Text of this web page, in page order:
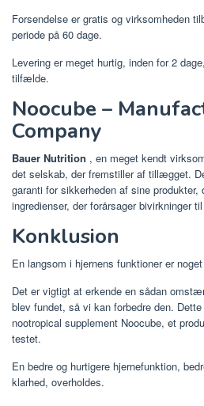
Forsendelse er gratis og virksomheden
periode på 60 dage.
Levering er meget hurtig, inden for 2
tilfælde.
Noocube –
Company
Bauer Nutrition , en meget kendt
det selskab, der fremstiller af tillægget.
garanti for sikkerheden af sine produkter,
ingredienser, der forårsager bivirkninger
Konklusion
En langsom i hjernens funktioner er
Det er vigtigt at erkende en sådan
blev fundet, så vi kan forbedre den.
nootropical supplement Noocube, et
testet.
En bedre og hurtigere hjernefunktion,
klarhed, overholdes.